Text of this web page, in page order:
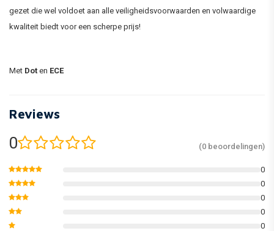
gezet die wel voldoet aan alle veiligheidsvoorwaarden en volwaardige
kwaliteit biedt voor een scherpe prijs!
Met Dot en ECE
Reviews
0 (0 beoordelingen)
0
0
0
0
0